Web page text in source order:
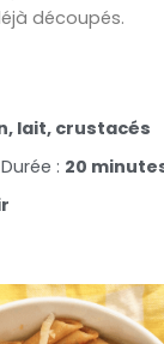
découpés.
lait, crustacés
Durée : 20